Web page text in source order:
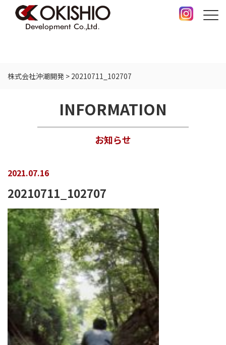
株式会社沖潮開発 > 20210711_102707
INFORMATION
お知らせ
2021.07.16
20210711_102707